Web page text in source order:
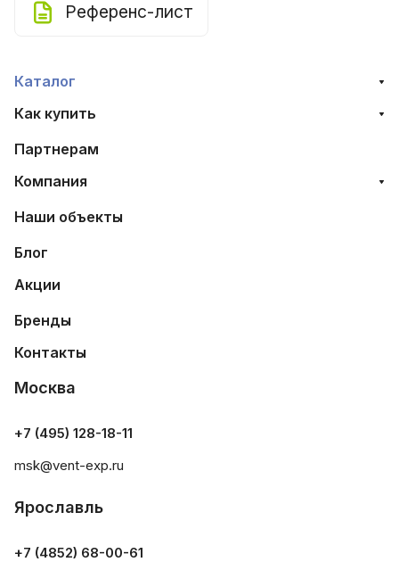
Референс-лист
Каталог
Как купить
Партнерам
Компания
Наши объекты
Блог
Акции
Бренды
Контакты
Москва
+7 (495) 128-18-11
msk@vent-exp.ru
Ярославль
+7 (4852) 68-00-61